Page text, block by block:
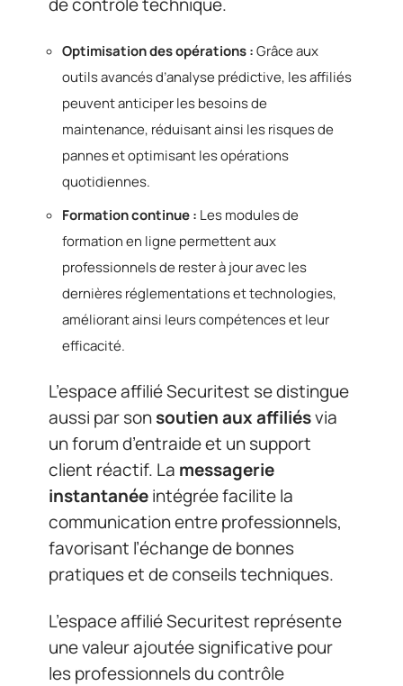
Optimisation des opérations :Grâce aux
outils avancés d’analyse prédictive, les affiliés
peuvent anticiper les besoins de
maintenance, réduisant ainsi les risques de
pannes et optimisant les opérations
quotidiennes.
Formation continue : Les modules de
formation en ligne permettent aux
professionnels de rester à jour avec les
dernières réglementations et technologies,
améliorant ainsi leurs compétences et leur
efficacité.
L’espace affilié Securitest se distingue
aussi par sonsoutien aux affiliésvia
un forum d’entraide et un support
client réactif. La messagerie
instantanéeintégrée facilite la
communication entre professionnels,
favorisant l’échange de bonnes
pratiques et de conseils techniques.
L’espace affilié Securitest représente
une valeur ajoutée significative pour
les professionnels du contrôle